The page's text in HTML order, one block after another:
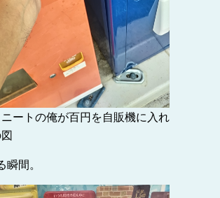
ートの俺が百円を自販機に入れ
間。